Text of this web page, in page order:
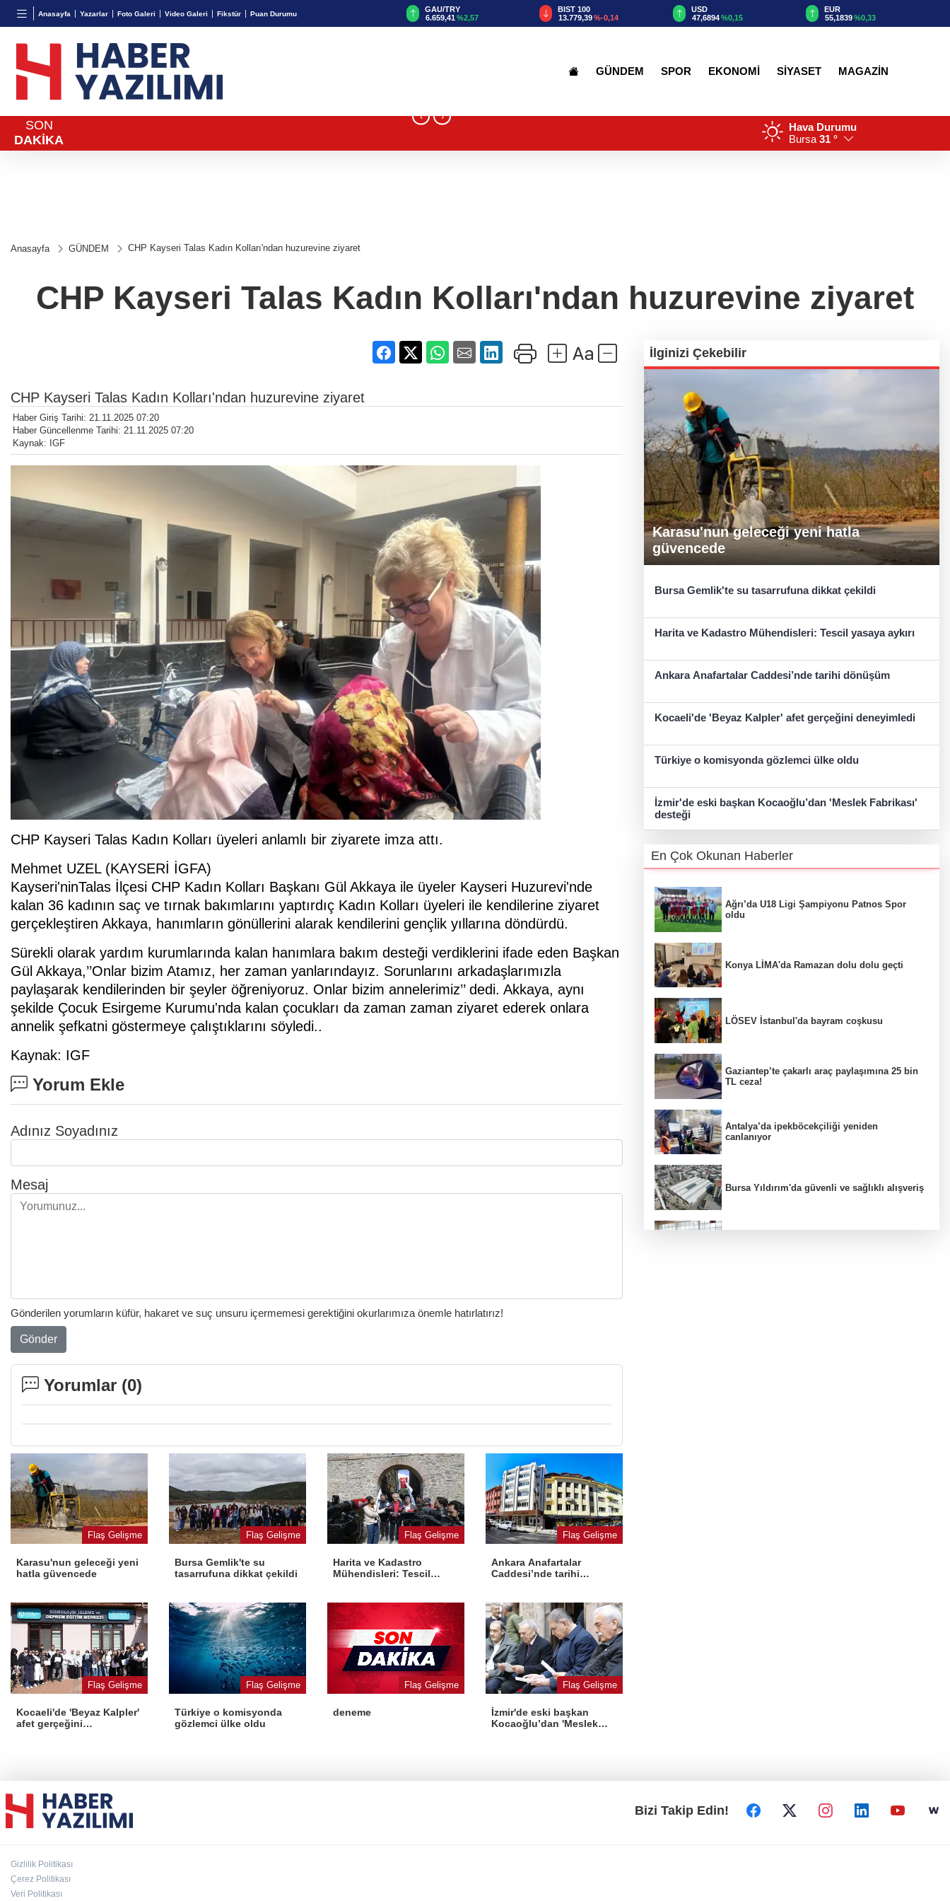
Anasayfa Yazarlar Foto Galeri Video Galeri Fikstür Puan Durumu
%-0,02
BGN
27,9743 %-0,22
VND
0,0018%0,22 %2,57 %-0,14 %0,15 %0,33
GÜNDEM SPOR EKONOMİ SİYASET MAGAZİN
SON
DAKİKA
‹ ›
Hava Durumu
Bursa 31 °
Anasayfa GÜNDEM CHP Kayseri Talas Kadın Kolları'ndan huzurevine ziyaret
CHP Kayseri Talas Kadın Kolları'ndan huzurevine ziyaret
CHP Kayseri Talas Kadın Kolları'ndan huzurevine ziyaret
Haber Giriş Tarihi: 21.11.2025 07:20
Haber Güncellenme Tarihi: 21.11.2025 07:20
Kaynak: IGF
CHP Kayseri Talas Kadın Kolları üyeleri anlamlı bir ziyarete imza attı.
Mehmet UZEL (KAYSERİ İGFA)
Kayseri'ninTalas İlçesi CHP Kadın Kolları Başkanı Gül Akkaya ile üyeler Kayseri Huzurevi'nde
kalan 36 kadının saç ve tırnak bakımlarını yaptırdıç Kadın Kolları üyeleri ile kendilerine ziyaret
gerçekleştiren Akkaya, hanımların gönüllerini alarak kendilerini gençlik yıllarına döndürdü.
Sürekli olarak yardım kurumlarında kalan hanımlara bakım desteği verdiklerini ifade eden Başkan
Gül Akkaya,’’Onlar bizim Atamız, her zaman yanlarındayız. Sorunlarını arkadaşlarımızla
paylaşarak kendilerinden bir şeyler öğreniyoruz. Onlar bizim annelerimiz’’ dedi. Akkaya, aynı
şekilde Çocuk Esirgeme Kurumu'nda kalan çocukları da zaman zaman ziyaret ederek onlara
annelik şefkatni göstermeye çalıştıklarını söyledi..
Kaynak: IGF
Yorum Ekle
Adınız Soyadınız
Mesaj
Gönderilen yorumların küfür, hakaret ve suç unsuru içermemesi gerektiğini okurlarımıza önemle hatırlatırız!
Gönder
Yorumlar (0)
Flaş Gelişme
Karasu'nun geleceği yeni
hatla güvencede
Flaş Gelişme
Bursa Gemlik'te su
tasarrufuna dikkat çekildi
Flaş Gelişme
Harita ve Kadastro
Mühendisleri: Tescil
Flaş Gelişme
Ankara Anafartalar
Caddesi’nde tarihi
Flaş Gelişme
Kocaeli'de 'Beyaz Kalpler'
afet gerçeğini
Flaş Gelişme
Türkiye o komisyonda
gözlemci ülke oldu
Flaş Gelişme
deneme
Flaş Gelişme
İzmir'de eski başkan
Kocaoğlu’dan 'Meslek
İlginizi Çekebilir
Karasu'nun geleceği yeni hatla
güvencede
Bursa Gemlik'te su tasarrufuna dikkat çekildi
Harita ve Kadastro Mühendisleri: Tescil yasaya aykırı
Ankara Anafartalar Caddesi’nde tarihi dönüşüm
Kocaeli'de 'Beyaz Kalpler' afet gerçeğini deneyimledi
Türkiye o komisyonda gözlemci ülke oldu
İzmir'de eski başkan Kocaoğlu’dan 'Meslek Fabrikası'
desteği
En Çok Okunan Haberler
Ağrı’da U18 Ligi Şampiyonu Patnos Spor
oldu
Konya LİMA'da Ramazan dolu dolu geçti
LÖSEV İstanbul'da bayram coşkusu
Gaziantep’te çakarlı araç paylaşımına 25 bin
TL ceza!
Antalya’da ipekböcekçiliği yeniden
canlanıyor
Bursa Yıldırım'da güvenli ve sağlıklı alışveriş
Bizi Takip Edin!
Gizlilik Politikası
Çerez Politikası
Veri Politikası